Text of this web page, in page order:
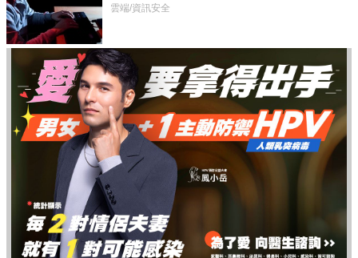
癱瘓全球！
雲端/資訊安全